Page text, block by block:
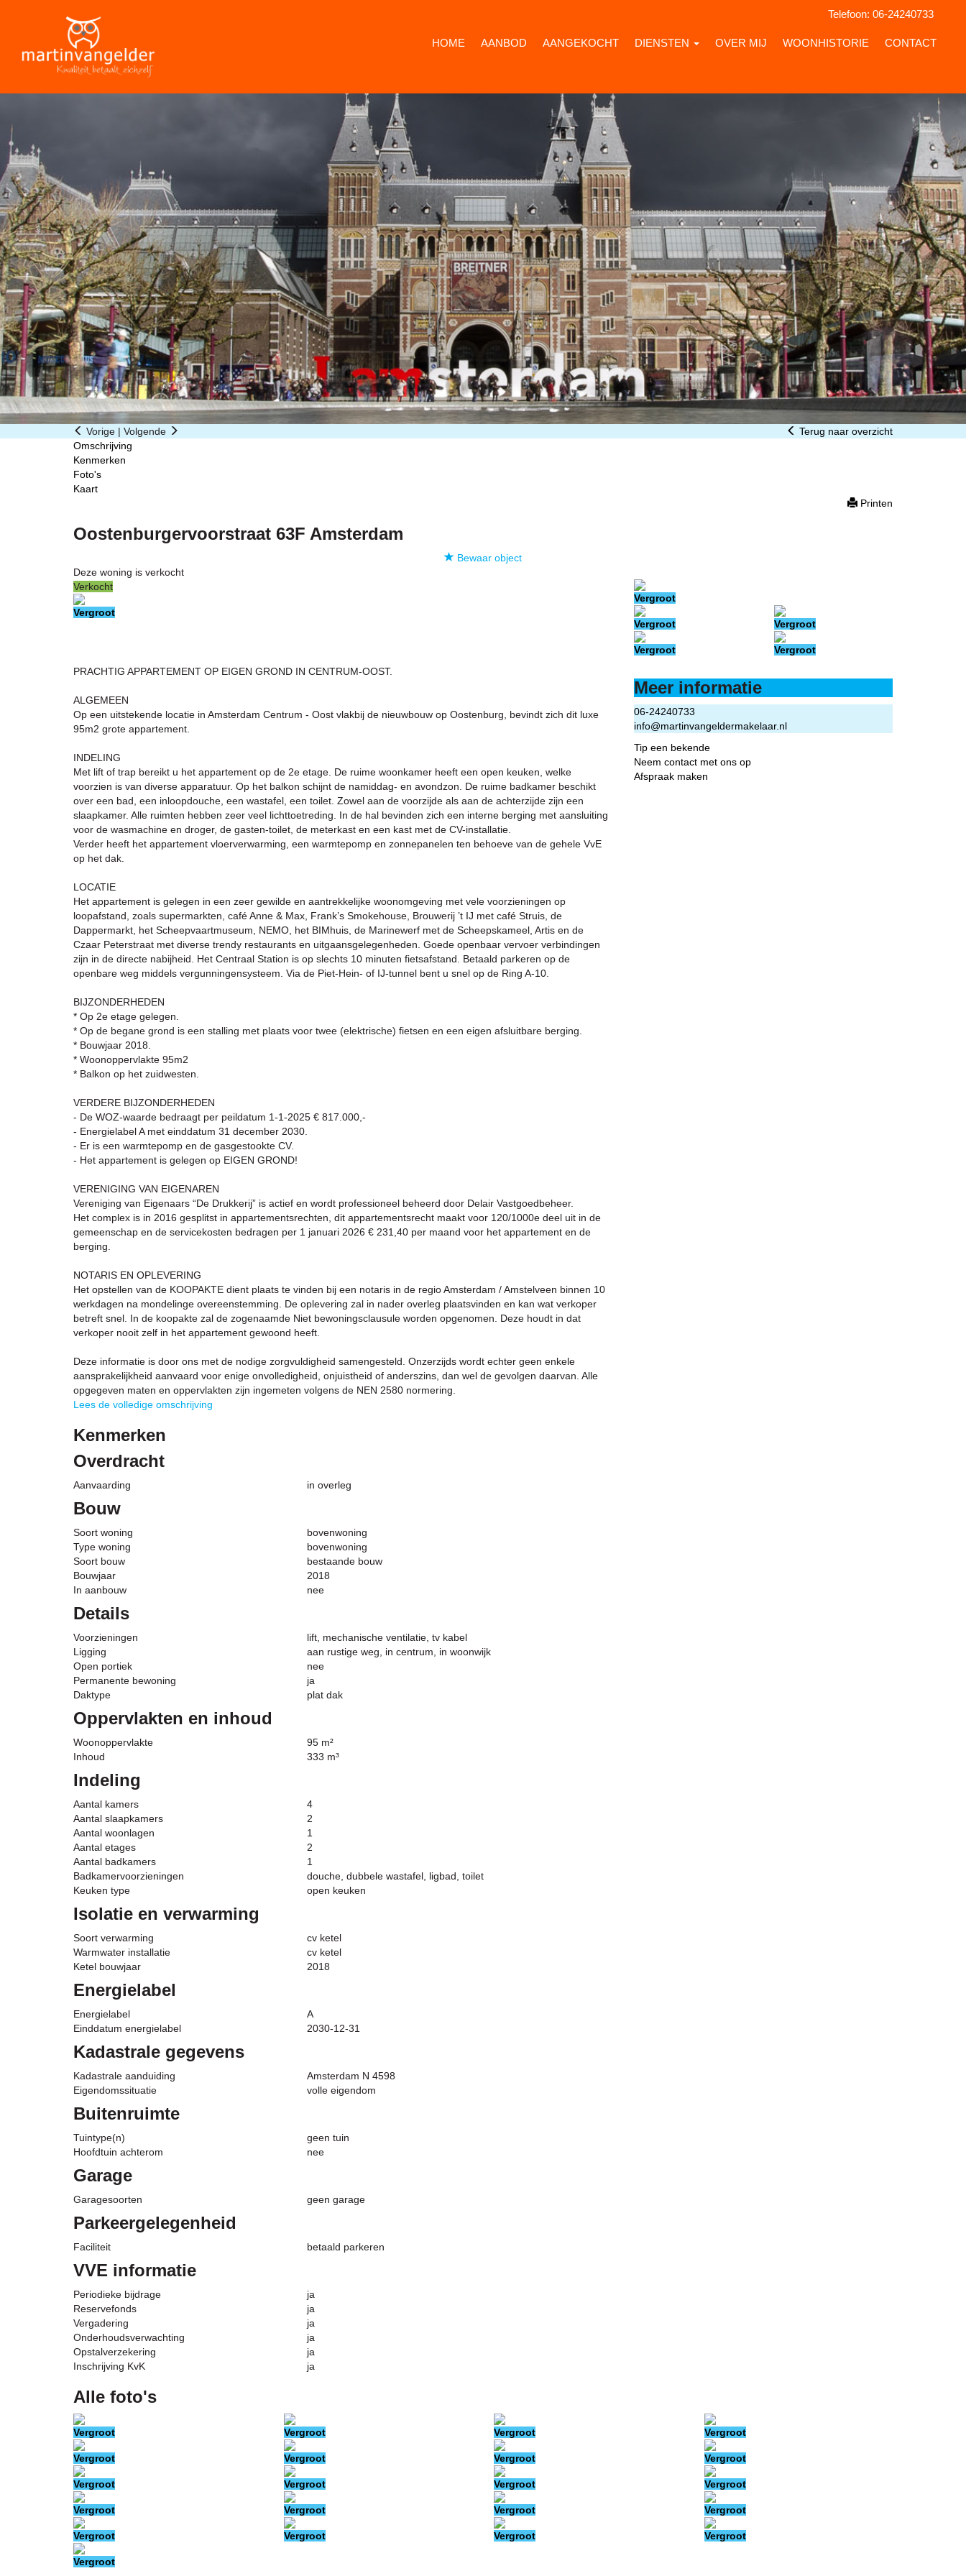
Telefoon: 06-24240733
HOME AANBOD AANGEKOCHT DIENSTEN OVER MIJ WOONHISTORIE CONTACT
Vorige | Volgende
Terug naar overzicht
Omschrijving
Kenmerken
Foto's
Kaart
Printen
Oostenburgervoorstraat 63F Amsterdam
Bewaar object
Deze woning is verkocht
Verkocht
Vergroot
Vergroot
Vergroot Vergroot
Vergroot
Vergroot
PRACHTIG APPARTEMENT OP EIGEN GROND IN CENTRUM-OOST.
ALGEMEEN
Op een uitstekende locatie in Amsterdam Centrum - Oost vlakbij de nieuwbouw op Oostenburg, bevindt zich dit luxe
95m2 grote appartement.
INDELING
Met lift of trap bereikt u het appartement op de 2e etage. De ruime woonkamer heeft een open keuken, welke
voorzien is van diverse apparatuur. Op het balkon schijnt de namiddag- en avondzon. De ruime badkamer beschikt
over een bad, een inloopdouche, een wastafel, een toilet. Zowel aan de voorzijde als aan de achterzijde zijn een
slaapkamer. Alle ruimten hebben zeer veel lichttoetreding. In de hal bevinden zich een interne berging met aansluiting
voor de wasmachine en droger, de gasten-toilet, de meterkast en een kast met de CV-installatie.
Verder heeft het appartement vloerverwarming, een warmtepomp en zonnepanelen ten behoeve van de gehele VvE
op het dak.
LOCATIE
Het appartement is gelegen in een zeer gewilde en aantrekkelijke woonomgeving met vele voorzieningen op
loopafstand, zoals supermarkten, café Anne & Max, Frank’s Smokehouse, Brouwerij ’t IJ met café Struis, de
Dappermarkt, het Scheepvaartmuseum, NEMO, het BIMhuis, de Marinewerf met de Scheepskameel, Artis en de
Czaar Peterstraat met diverse trendy restaurants en uitgaansgelegenheden. Goede openbaar vervoer verbindingen
zijn in de directe nabijheid. Het Centraal Station is op slechts 10 minuten fietsafstand. Betaald parkeren op de
openbare weg middels vergunningensysteem. Via de Piet-Hein- of IJ-tunnel bent u snel op de Ring A-10.
BIJZONDERHEDEN
* Op 2e etage gelegen.
* Op de begane grond is een stalling met plaats voor twee (elektrische) fietsen en een eigen afsluitbare berging.
* Bouwjaar 2018.
* Woonoppervlakte 95m2
* Balkon op het zuidwesten.
VERDERE BIJZONDERHEDEN
- De WOZ-waarde bedraagt per peildatum 1-1-2025 € 817.000,-
- Energielabel A met einddatum 31 december 2030.
- Er is een warmtepomp en de gasgestookte CV.
- Het appartement is gelegen op EIGEN GROND!
VERENIGING VAN EIGENAREN
Vereniging van Eigenaars “De Drukkerij” is actief en wordt professioneel beheerd door Delair Vastgoedbeheer.
Het complex is in 2016 gesplitst in appartementsrechten, dit appartementsrecht maakt voor 120/1000e deel uit in de
gemeenschap en de servicekosten bedragen per 1 januari 2026 € 231,40 per maand voor het appartement en de
berging.
NOTARIS EN OPLEVERING
Het opstellen van de KOOPAKTE dient plaats te vinden bij een notaris in de regio Amsterdam / Amstelveen binnen 10
werkdagen na mondelinge overeenstemming. De oplevering zal in nader overleg plaatsvinden en kan wat verkoper
betreft snel. In de koopakte zal de zogenaamde Niet bewoningsclausule worden opgenomen. Deze houdt in dat
verkoper nooit zelf in het appartement gewoond heeft.
Deze informatie is door ons met de nodige zorgvuldigheid samengesteld. Onzerzijds wordt echter geen enkele
aansprakelijkheid aanvaard voor enige onvolledigheid, onjuistheid of anderszins, dan wel de gevolgen daarvan. Alle
opgegeven maten en oppervlakten zijn ingemeten volgens de NEN 2580 normering.
Lees de volledige omschrijving
Kenmerken
Overdracht
Aanvaarding in overleg
Bouw
Soort woning
bovenwoning
Type woning
bovenwoning
Soort bouw
bestaande bouw
Bouwjaar
2018
In aanbouw
nee
Details
Voorzieningen
lift, mechanische ventilatie, tv kabel
Ligging
aan rustige weg, in centrum, in woonwijk
Open portiek
nee
Permanente bewoning
ja
Daktype
plat dak
Oppervlakten en inhoud
Woonoppervlakte
95 m²
Inhoud
333 m³
Indeling
Aantal kamers
4
Aantal slaapkamers
2
Aantal woonlagen
1
Aantal etages
2
Aantal badkamers
1
Badkamervoorzieningen
douche, dubbele wastafel, ligbad, toilet
Keuken type
open keuken
Isolatie en verwarming
Soort verwarming
cv ketel
Warmwater installatie
cv ketel
Ketel bouwjaar
2018
Energielabel
Energielabel
A
Einddatum energielabel
2030-12-31
Kadastrale gegevens
Kadastrale aanduiding
Amsterdam N 4598
Eigendomssituatie
volle eigendom
Buitenruimte
Tuintype(n)
geen tuin
Hoofdtuin achterom
nee
Garage
Garagesoorten geen garage
Parkeergelegenheid
Faciliteit betaald parkeren
VVE informatie
Periodieke bijdrage
ja
Reservefonds
ja
Vergadering
ja
Onderhoudsverwachting
ja
Opstalverzekering
ja
Inschrijving KvK
ja
Meer informatie
06-24240733
info@martinvangeldermakelaar.nl
Tip een bekende
Neem contact met ons op
Afspraak maken
Alle foto's
Vergroot Vergroot Vergroot Vergroot
Vergroot Vergroot Vergroot Vergroot
Vergroot Vergroot Vergroot Vergroot
Vergroot Vergroot Vergroot Vergroot
Vergroot Vergroot Vergroot Vergroot
Vergroot